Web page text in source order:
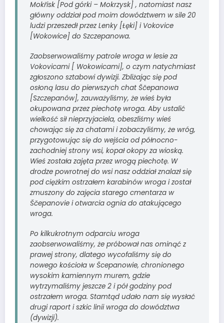
Mokřisk [Pod górki – Mokrzysk] , natomiast nasz
główny oddział pod moim dowództwem w sile 20
ludzi przeszedł przez Lenky [Łęki] i Vokovice
[Wokowice] do Szczepanowa.
Zaobserwowaliśmy patrole wroga w lesie za
Vokovicami [ Wokowicami], o czym natychmiast
zgłoszono sztabowi dywizji. Zbliżając się pod
osłoną lasu do pierwszych chat Ščepanowa
[Szczepanów], zauważyliśmy, że wieś była
okupowana przez piechotę wroga. Aby ustalić
wielkość sił nieprzyjaciela, obeszliśmy wieś
chowając się za chatami i zobaczyliśmy, że wróg,
przygotowując się do wejścia od północno-
zachodniej strony wsi, kopał okopy za wioską.
Wieś została zajęta przez wrogą piechotę. W
drodze powrotnej do wsi nasz oddział znalazł się
pod ciężkim ostrzałem karabinów wroga i został
zmuszony do zajęcia starego cmentarza w
Ščepanovie i otwarcia ognia do atakującego
wroga.
Po kilkukrotnym odparciu wroga
zaobserwowaliśmy, że próbował nas ominąć z
prawej strony, dlatego wycofaliśmy się do
nowego kościoła w Šcepanowie, chronionego
wysokim kamiennym murem, gdzie
wytrzymaliśmy jeszcze 2 i pół godziny pod
ostrzałem wroga. Stamtąd udało nam się wysłać
drugi raport i szkic linii wroga do dowództwa
(dywizji).